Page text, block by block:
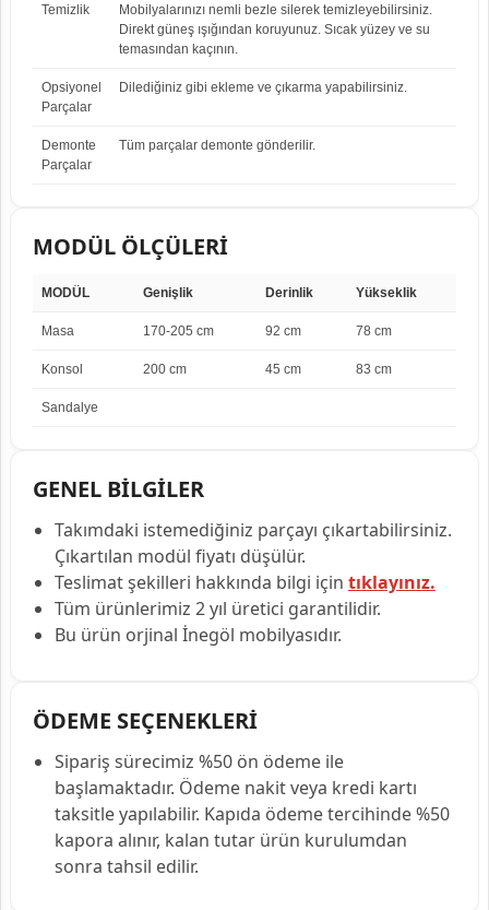
Temizlik
Mobilyalarınızı nemli bezle silerek temizleyebilirsiniz.
Direkt güneş ışığından koruyunuz. Sıcak yüzey ve su
temasından kaçının.
Opsiyonel
Parçalar
Dilediğiniz gibi ekleme ve çıkarma yapabilirsiniz.
Demonte
Parçalar
Tüm parçalar demonte gönderilir.
MODÜL ÖLÇÜLERİ
MODÜL Genişlik Derinlik Yükseklik
Masa 170-205 cm 92 cm 78 cm
Konsol 200 cm 45 cm 83 cm
Sandalye
GENEL BİLGİLER
Takımdaki istemediğiniz parçayı çıkartabilirsiniz.
Çıkartılan modül fiyatı düşülür.
Teslimat şekilleri hakkında bilgi için tıklayınız.
Tüm ürünlerimiz 2 yıl üretici garantilidir.
Bu ürün orjinal İnegöl mobilyasıdır.
ÖDEME SEÇENEKLERİ
Sipariş sürecimiz %50 ön ödeme ile
başlamaktadır. Ödeme nakit veya kredi kartı
taksitle yapılabilir. Kapıda ödeme tercihinde %50
kapora alınır, kalan tutar ürün kurulumdan
sonra tahsil edilir.